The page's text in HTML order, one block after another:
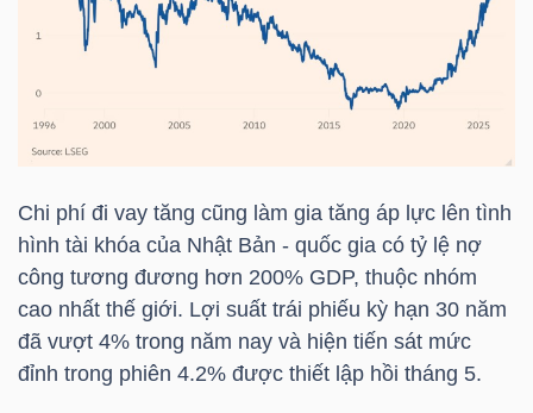
Chi phí đi vay tăng cũng làm gia tăng áp lực lên tình
hình tài khóa của Nhật Bản - quốc gia có tỷ lệ nợ
công tương đương hơn 200% GDP, thuộc nhóm
cao nhất thế giới. Lợi suất trái phiếu kỳ hạn 30 năm
đã vượt 4% trong năm nay và hiện tiến sát mức
đỉnh trong phiên 4.2% được thiết lập hồi tháng 5.
PHIẾU
PHÁI
TRÁI
PHIẾU